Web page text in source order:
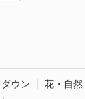
ウン
花・自然